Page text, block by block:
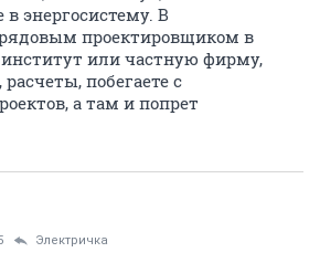
энергосистему. В
проектировщиком в
или частную фирму,
побегаете с
а там и попрет
Электричка